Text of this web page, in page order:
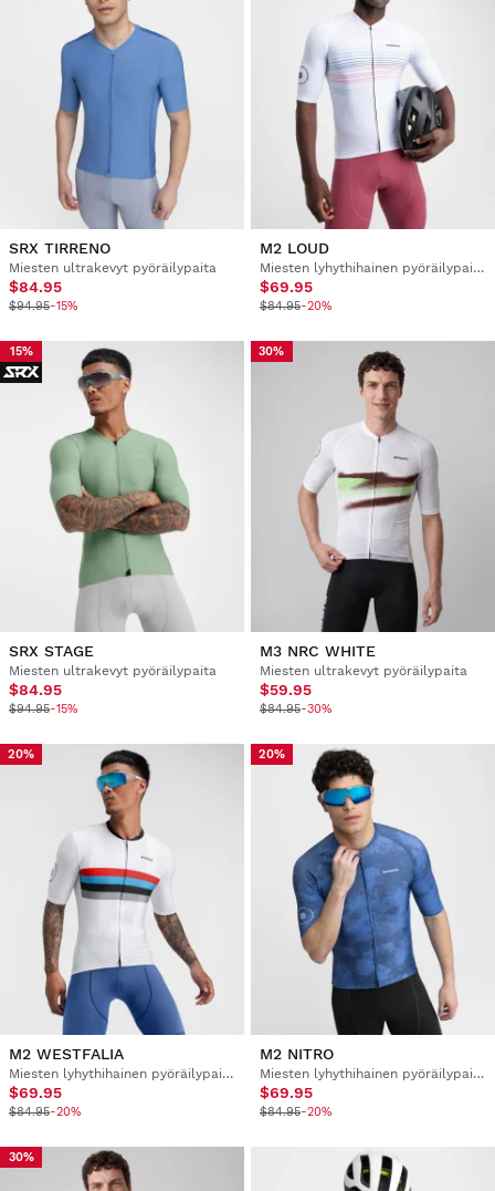
SRX TIRRENO
Miesten ultrakevyt pyöräilypaita
$84.95
$94.95-15%
M2 LOUD
Miesten lyhythihainen pyöräilypaita
$69.95
$84.95-20%
15%
SRX STAGE
Miesten ultrakevyt pyöräilypaita
$84.95
$94.95-15%
30%
M3 NRC WHITE
Miesten ultrakevyt pyöräilypaita
$59.95
$84.95-30%
20%
M2 WESTFALIA
Miesten lyhythihainen pyöräilypaita
$69.95
$84.95-20%
20%
M2 NITRO
Miesten lyhythihainen pyöräilypaita
$69.95
$84.95-20%
30%